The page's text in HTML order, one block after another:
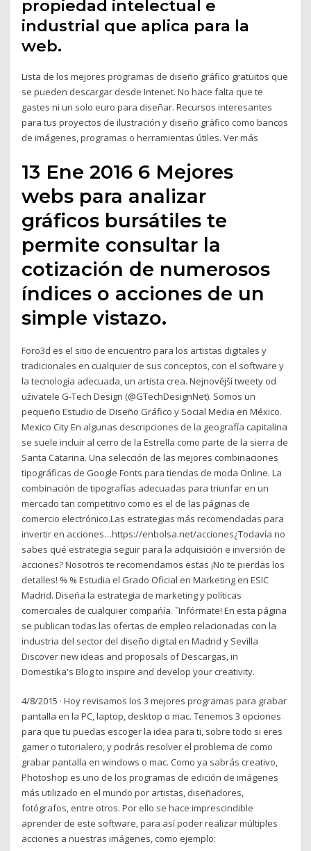
propiedad intelectual e
industrial que aplica para la
web.
Lista de los mejores programas de diseño gráfico gratuitos que
se pueden descargar desde Intenet. No hace falta que te
gastes ni un solo euro para diseñar. Recursos interesantes
para tus proyectos de ilustración y diseño gráfico como bancos
de imágenes, programas o herramientas útiles. Ver más
13 Ene 2016 6 Mejores
webs para analizar
gráficos bursátiles te
permite consultar la
cotización de numerosos
índices o acciones de un
simple vistazo.
Foro3d es el sitio de encuentro para los artistas digitales y
tradicionales en cualquier de sus conceptos, con el software y
la tecnología adecuada, un artista crea. Nejnovější tweety od
uživatele G-Tech Design (@GTechDesignNet). Somos un
pequeño Estudio de Diseño Gráfico y Social Media en México.
Mexico City En algunas descripciones de la geografía capitalina
se suele incluir al cerro de la Estrella como parte de la sierra de
Santa Catarina. Una selección de las mejores combinaciones
tipográficas de Google Fonts para tiendas de moda Online. La
combinación de tipografías adecuadas para triunfar en un
mercado tan competitivo como es el de las páginas de
comercio electrónico.Las estrategias más recomendadas para
invertir en acciones…https://enbolsa.net/acciones¿Todavía no
sabes qué estrategia seguir para la adquisición e inversión de
acciones? Nosotros te recomendamos estas ¡No te pierdas los
detalles! % % Estudia el Grado Oficial en Marketing en ESIC
Madrid. Diseńa la estrategia de marketing y políticas
comerciales de cualquier compańía. ˇInfórmate! En esta página
se publican todas las ofertas de empleo relacionadas con la
industria del sector del diseño digital en Madrid y Sevilla
Discover new ideas and proposals of Descargas, in
Domestika's Blog to inspire and develop your creativity.
4/8/2015 · Hoy revisamos los 3 mejores programas para grabar
pantalla en la PC, laptop, desktop o mac. Tenemos 3 opciones
para que tu puedas escoger la idea para ti, sobre todo si eres
gamer o tutorialero, y podrás resolver el problema de como
grabar pantalla en windows o mac. Como ya sabrás creativo,
Photoshop es uno de los programas de edición de imágenes
más utilizado en el mundo por artistas, diseñadores,
fotógrafos, entre otros. Por ello se hace imprescindible
aprender de este software, para así poder realizar múltiples
acciones a nuestras imágenes, como ejemplo: